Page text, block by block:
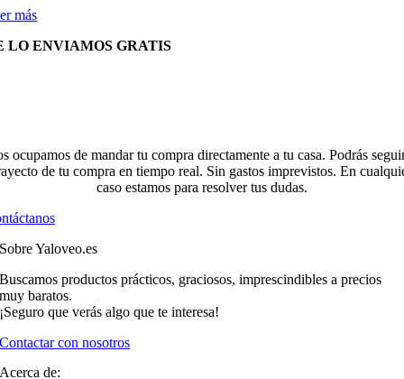
más
LO ENVIAMOS GRATIS
ocupamos de mandar tu compra directamente a tu casa. Podrás
de tu compra en tiempo real. Sin gastos imprevistos. En
caso estamos para resolver tus dudas.
Sobre Yaloveo.es
Buscamos productos prácticos, graciosos, imprescindibles a precios
muy baratos.
¡Seguro que verás algo que te interesa!
Contactar con nosotros
Acerca de: